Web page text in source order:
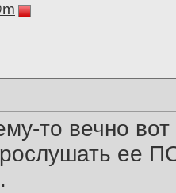
то вечно
ее